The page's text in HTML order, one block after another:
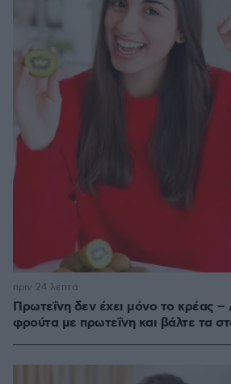
Πρωτεΐνη δεν έχει μόνο το κρέας
φρούτα με πρωτεΐνη και βάλτε τα
πριν 24 λεπτά